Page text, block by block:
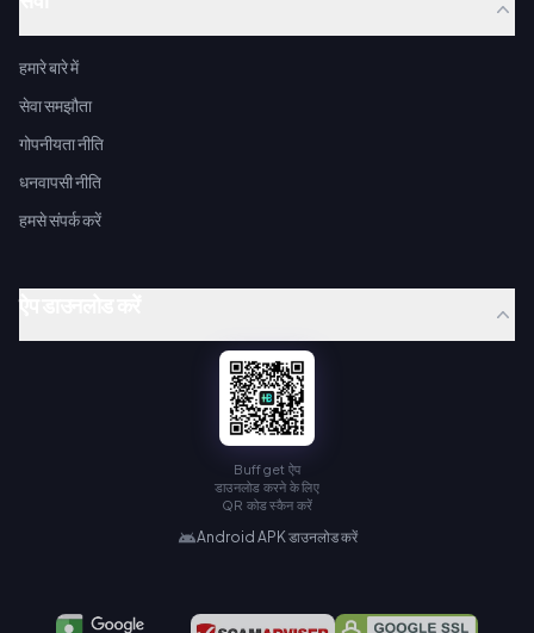
हमारे बारे में
सेवा समझौता
गोपनीयता नीति
धनवापसी नीति
हमसे संपर्क करें
Buffget ऐप
डाउनलोड करने के लिए
QR कोड स्कैन करें
Android APK डाउनलोड करें